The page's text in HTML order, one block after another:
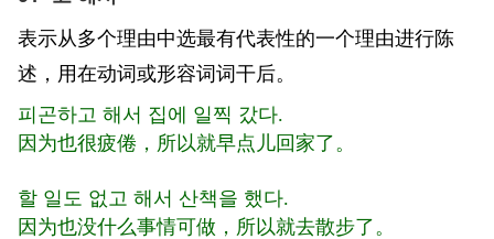
表示从多个理由中选最有代表性的一个理由进行陈
述，用在动词或形容词词干后。
피곤하고 해서 집에 일찍 갔다.
因为也很疲倦，所以就早点儿回家了。
할 일도 없고 해서 산책을 했다.
因为也没什么事情可做，所以就去散步了。